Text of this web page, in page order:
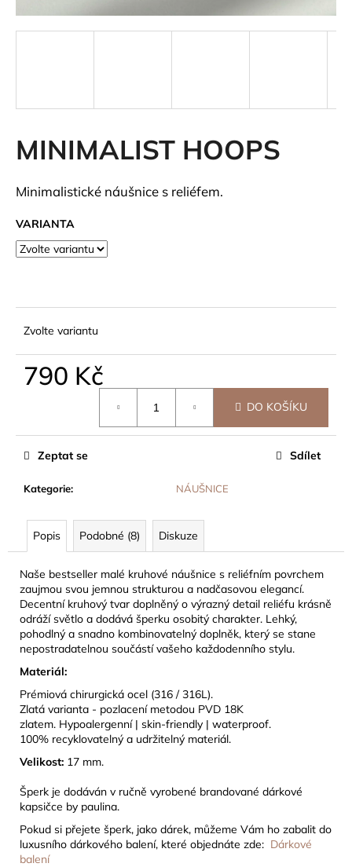
MINIMALIST HOOPS
Minimalistické náušnice s reliéfem.
VARIANTA
Zvolte variantu
790 Kč
DO KOŠÍKU
Kategorie: NÁUŠNICE
Zeptat se Sdílet
Popis Podobné (8) Diskuze
Naše bestseller malé kruhové náušnice s reliéfním povrchem
zaujmou svou jemnou strukturou a nadčasovou elegancí.
Decentní kruhový tvar doplněný o výrazný detail reliéfu krásně
odráží světlo a dodává šperku osobitý charakter. Lehký,
pohodlný a snadno kombinovatelný doplněk, který se stane
nepostradatelnou součástí vašeho každodenního stylu.
Materiál:
Prémiová chirurgická ocel (316 / 316L).
Zlatá varianta - pozlacení metodou PVD 18K
zlatem. Hypoalergenní | skin-friendly | waterproof.
100% recyklovatelný a udržitelný materiál.
Velikost: 17 mm.
Šperk je dodáván v ručně vyrobené brandované dárkové
kapsičce by paulina.
Pokud si přejete šperk, jako dárek, můžeme Vám ho zabalit do
luxusního dárkového balení, které objednáte zde: Dárkové
balení
a
D
o
u
č
e